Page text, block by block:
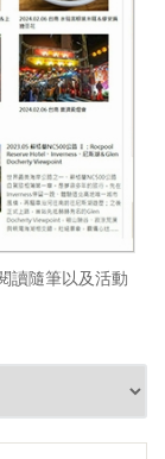
讀隨筆以及活動